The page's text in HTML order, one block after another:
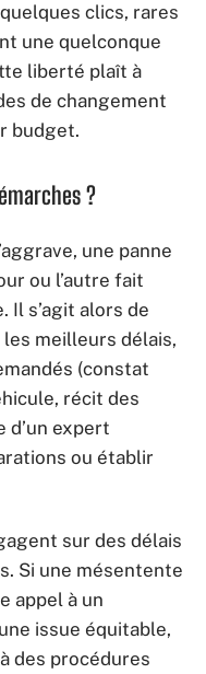
clics, rares
une quelconque
liberté plaît à
de changement
budget.
?
une panne
ou l’autre fait
Il s’agit alors de
meilleurs délais,
(constat
récit des
d’un expert
ou établir
sur des délais
Si une mésentente
appel à un
issue équitable,
des procédures